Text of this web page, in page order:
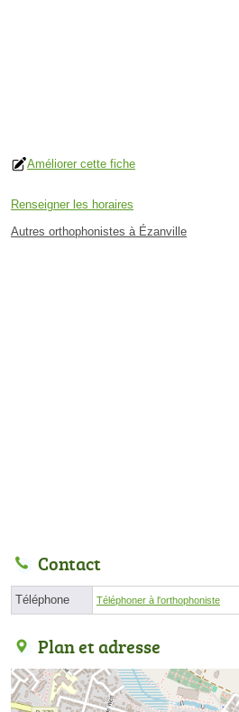
Améliorer cette fiche
Renseigner les horaires
Autres orthophonistes à Ézanville
Contact
Téléphone Téléphoner à l'orthophoniste
Plan et adresse